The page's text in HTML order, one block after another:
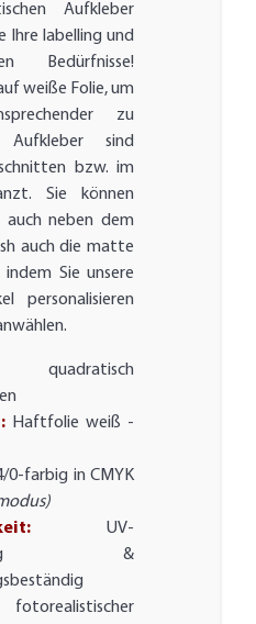
Aufkleber
Ihre labelling und
Bedürfnisse!
weiße Folie, um
zu
sind
bzw. im
Sie können
neben dem
auch die matte
Sie unsere
personalisieren
quadratisch
Haftfolie weiß -
0-farbig in CMYK
UV-
&